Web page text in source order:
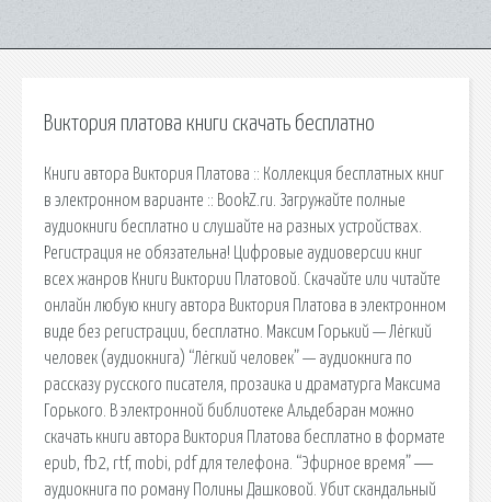
Виктория платова книги скачать бесплатно
Книги автора Виктория Платова :: Коллекция бесплатных книг
в электронном варианте :: BookZ.ru. Загружайте полные
аудиокниги бесплатно и слушайте на разных устройствах.
Регистрация не обязательна! Цифровые аудиоверсии книг
всех жанров Книги Виктории Платовой. Скачайте или читайте
онлайн любую книгу автора Виктория Платова в электронном
виде без регистрации, бесплатно. Максим Горький — Лёгкий
человек (аудиокнига) “Лёгкий человек” — аудиокнига по
рассказу русского писателя, прозаика и драматурга Максима
Горького. В электронной библиотеке Альдебаран можно
скачать книги автора Виктория Платова бесплатно в формате
epub, fb2, rtf, mobi, pdf для телефона. “Эфирное время” ―
аудиокнига по роману Полины Дашковой. Убит скандальный